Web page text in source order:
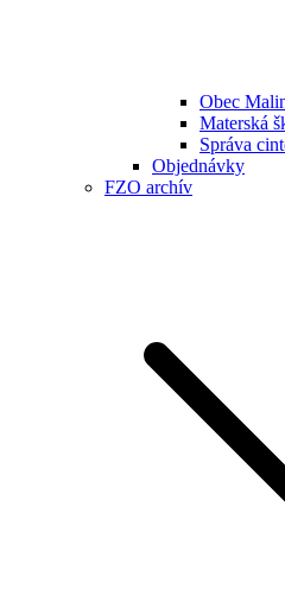
Obec
Materská
Správa
Objednávky
FZO archív